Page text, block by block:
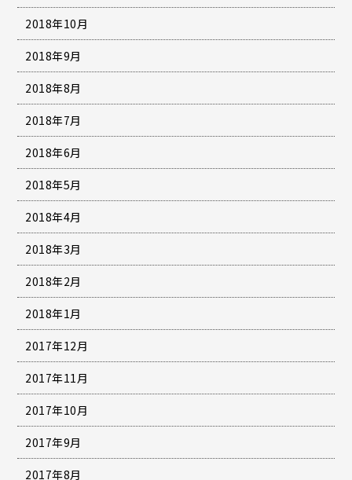
2018年10月
2018年9月
2018年8月
2018年7月
2018年6月
2018年5月
2018年4月
2018年3月
2018年2月
2018年1月
2017年12月
2017年11月
2017年10月
2017年9月
2017年8月